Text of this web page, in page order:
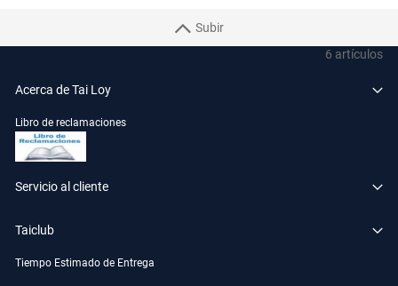
6 artículos
Subir
Acerca de Tai Loy
Libro de reclamaciones
Servicio al cliente
Taiclub
Tiempo Estimado de Entrega